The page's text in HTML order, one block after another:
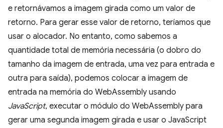
e retornávamos a imagem girada como um valor de
retorno. Para gerar esse valor de retorno, teríamos que
usar o alocador. No entanto, como sabemos a
quantidade total de memória necessária (o dobro do
tamanho da imagem de entrada, uma vez para entrada e
outra para saída), podemos colocar a imagem de
entrada na memória do WebAssembly usando
JavaScript, executar o módulo do WebAssembly para
gerar uma segunda imagem girada e usar o JavaScript